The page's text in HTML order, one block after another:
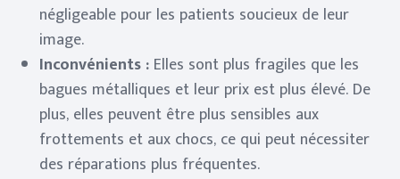
négligeable pour les patients soucieux de leur
image.
Inconvénients : Elles sont plus fragiles que les
bagues métalliques et leur prix est plus élevé. De
plus, elles peuvent être plus sensibles aux
frottements et aux chocs, ce qui peut nécessiter
des réparations plus fréquentes.